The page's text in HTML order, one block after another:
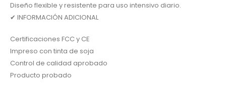
Diseño flexible y resistente para uso intensivo diario.
✔ INFORMACIÓN ADICIONAL
Certificaciones FCC y CE
Impreso con tinta de soja
Control de calidad aprobado
Producto probado